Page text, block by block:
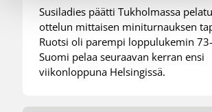
Susiladies päätti Tukholmassa
ottelun mittaisen miniturnauksen
Ruotsi oli parempi loppulukemin
Suomi pelaa seuraavan kerran ensi
viikonloppuna Helsingissä.